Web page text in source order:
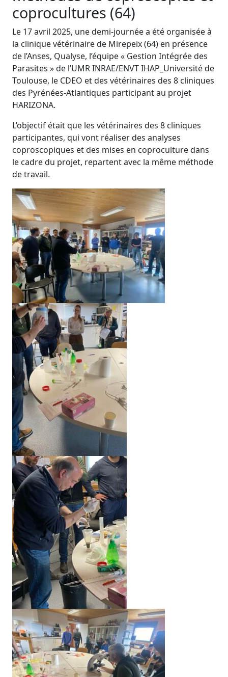
coprocultures (64)
Le 17 avril 2025, une demi-journée a été organisée à
la clinique vétérinaire de Mirepeix (64) en présence
de l’Anses, Qualyse, l’équipe « Gestion Intégrée des
Parasites » de l’UMR INRAE/ENVT IHAP_Université de
Toulouse, le CDEO et des vétérinaires des 8 cliniques
des Pyrénées-Atlantiques participant au projet
HARIZONA.
L’objectif était que les vétérinaires des 8 cliniques
participantes, qui vont réaliser des analyses
coproscopiques et des mises en coproculture dans
le cadre du projet, repartent avec la même méthode
de travail.